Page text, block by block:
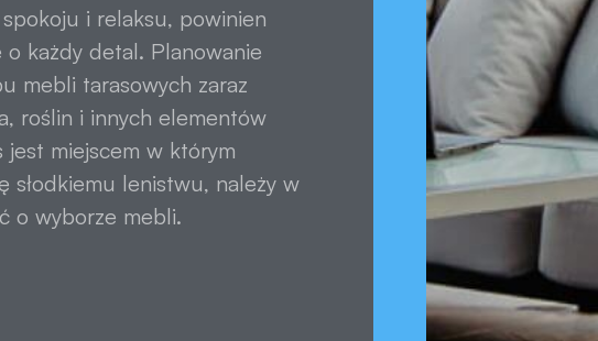
i relaksu, powinien
każdy detal. Planowanie
mebli tarasowych zaraz
roślin i innych elementów
jest miejscem w którym
słodkiemu lenistwu, należy w
o wyborze mebli.